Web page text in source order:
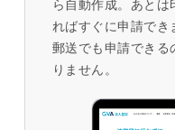
ら自動作成。あと
ればすぐに申請でき
郵送でも申請できる
りません。